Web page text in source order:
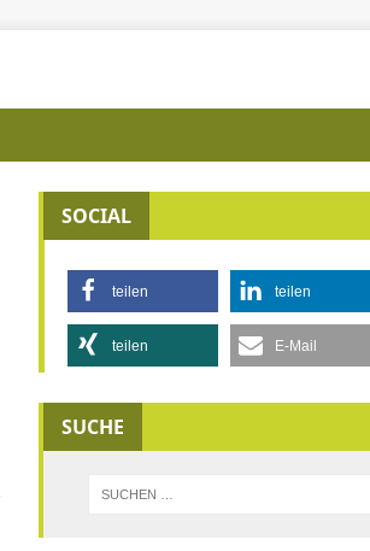
SOCIAL
teilen teilen
teilen E-Mail
SUCHE